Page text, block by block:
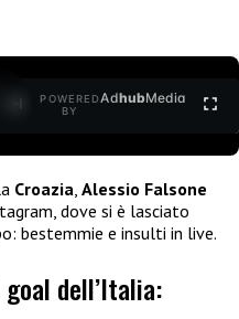
POWERED
BY
AdhubMedia
Croazia Alessio Falsone
dove si è lasciato
bestemmie e insulti in live.
dell’Italia: